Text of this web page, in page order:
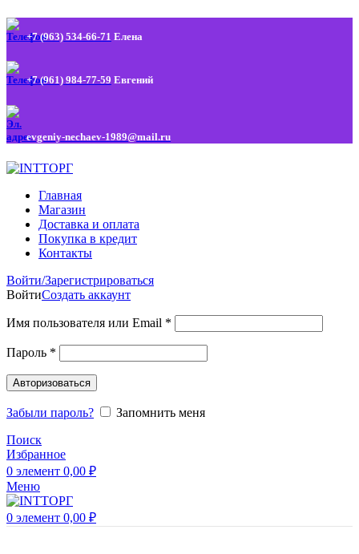
+7 (963) 534-66-71 Елена
+7 (961) 984-77-59 Евгений
evgeniy-nechaev-1989@mail.ru
Главная
Магазин
Доставка и оплата
Покупка в кредит
Контакты
Войти/Зарегистрироваться
ВойтиСоздать аккаунт
Имя пользователя или Email *
Пароль *
Авторизоваться
Забыли пароль?
Запомнить меня
Поиск
Избранное
0 элемент 0,00 ₽
Меню
0 элемент 0,00 ₽